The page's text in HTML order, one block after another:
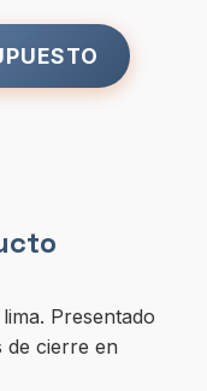
Presentado
de cierre en